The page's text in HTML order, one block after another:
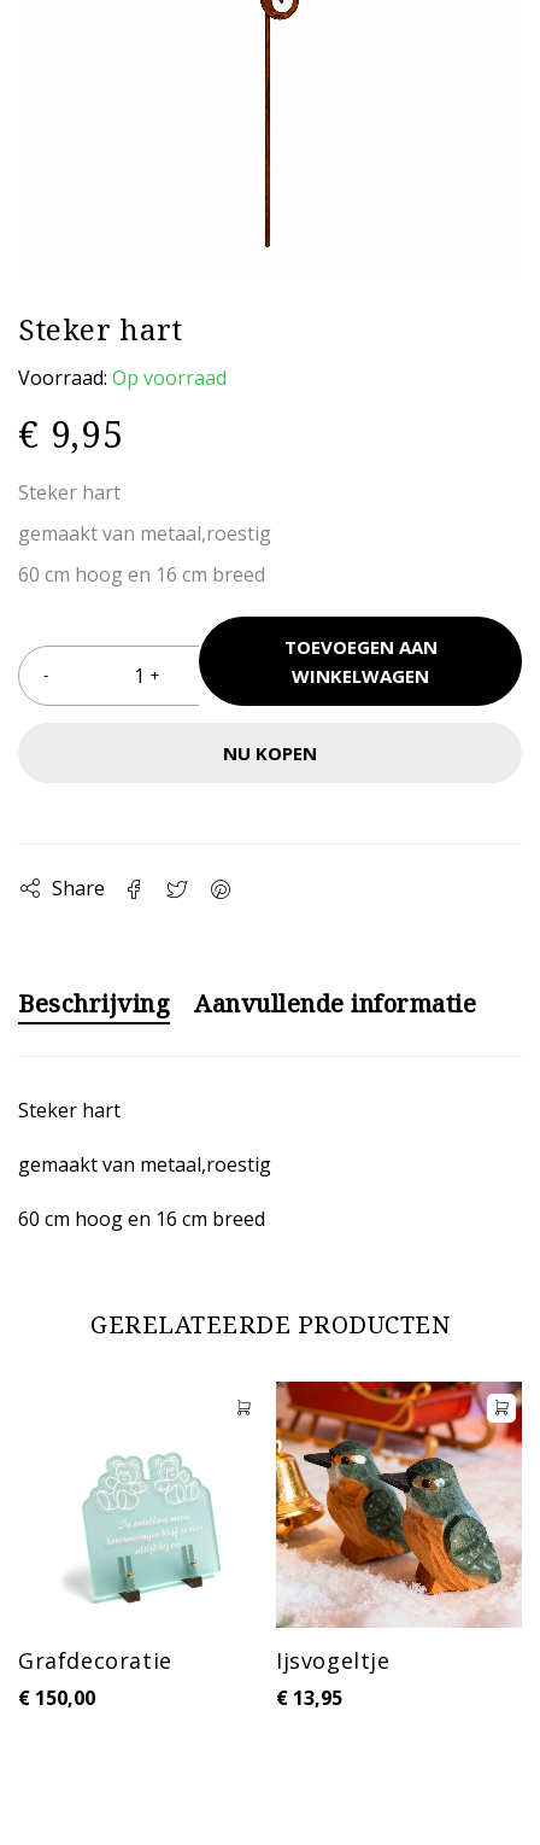
Steker hart
Voorraad: Op voorraad
€ 9,95
Steker hart
gemaakt van metaal,roestig
60 cm hoog en 16 cm breed
TOEVOEGEN AAN
WINKELWAGEN
NU KOPEN
Share
Beschrijving Aanvullende informatie
Steker hart
gemaakt van metaal,roestig
60 cm hoog en 16 cm breed
GERELATEERDE PRODUCTEN
Grafdecoratie
€ 150,00
Ijsvogeltje
€ 13,95